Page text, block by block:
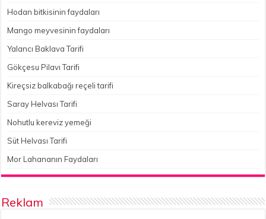
Hodan bitkisinin faydaları
Mango meyvesinin faydaları
Yalancı Baklava Tarifi
Gökçesu Pilavı Tarifi
Kireçsiz balkabağı reçeli tarifi
Saray Helvası Tarifi
Nohutlu kereviz yemeği
Süt Helvası Tarifi
Mor Lahananın Faydaları
Reklam